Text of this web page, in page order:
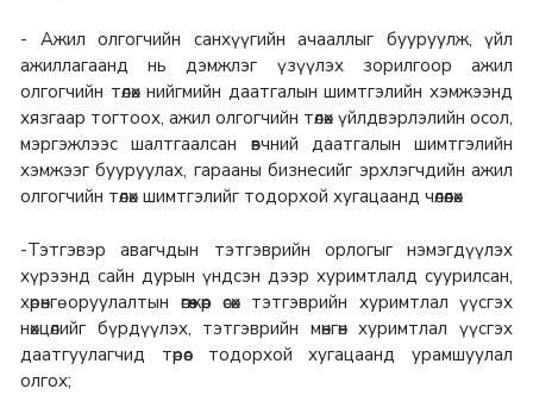
- Ажил олгогчийн санхүүгийн ачааллыг бууруулж, үйл
ажиллагаанд нь дэмжлэг үзүүлэх зорилгоор ажил
олгогчийн төлөх нийгмийн даатгалын шимтгэлийн хэмжээнд
хязгаар тогтоох, ажил олгогчийн төлөх үйлдвэрлэлийн осол,
мэргэжлээс шалтгаалсан өвчний даатгалын шимтгэлийн
хэмжээг бууруулах, гарааны бизнесийг эрхлэгчдийн ажил
олгогчийн төлөх шимтгэлийг тодорхой хугацаанд чөлөөлөх
-Тэтгэвэр авагчдын тэтгэврийн орлогыг нэмэгдүүлэх
хүрээнд сайн дурын үндсэн дээр хуримтлалд суурилсан,
хөрөнгө оруулалтын өгөөжөөр өсөх тэтгэврийн хуримтлал үүсгэх
нөхцөлийг бүрдүүлэх, тэтгэврийн мөнгөн хуримтлал үүсгэх
даатгуулагчид төрөөс тодорхой хугацаанд урамшуулал
олгох;